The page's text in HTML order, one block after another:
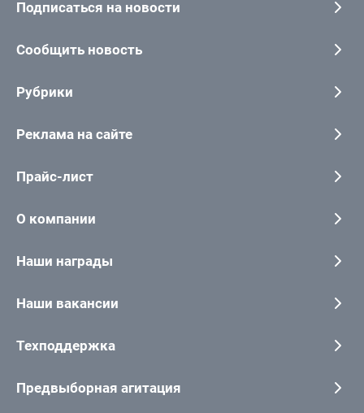
Подписаться на новости
Сообщить новость
Рубрики
Реклама на сайте
Прайс-лист
О компании
Наши награды
Наши вакансии
Техподдержка
Предвыборная агитация